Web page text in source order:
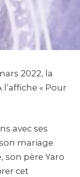
2022, la
« Pour
avec ses
mariage
son père Yaro
cet